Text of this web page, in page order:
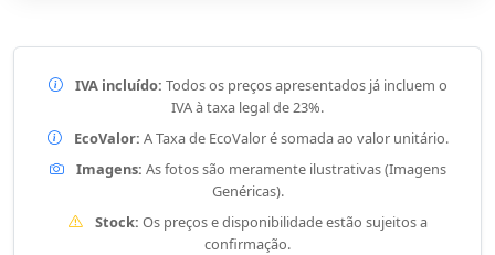
IVA incluído: Todos os preços apresentados já incluem o
IVA à taxa legal de 23%.
EcoValor: A Taxa de EcoValor é somada ao valor unitário.
Imagens: As fotos são meramente ilustrativas (Imagens
Genéricas).
Stock: Os preços e disponibilidade estão sujeitos a
confirmação.